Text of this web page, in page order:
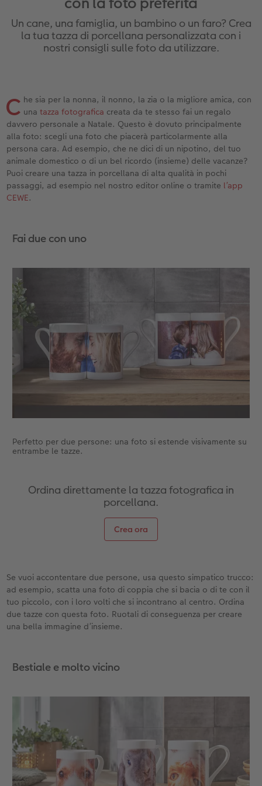
Custodia personalizzata
Tasca interna
Primi passi
Come ordinare
Esempi di clienti
Nature Prints
Poster premium
Foto istantanee
Fototessere
Accessori
Poster con mappa
Collage fotografico
Poster in alluminio
Foto su legno
Poster Gallery
Altre occasioni
Biglietti pieghevoli
Cartoline singole con spedizione diretta
Giochi
Scuola e ufficio
Stampe artistiche
Foto-box regalo
Idee regalo
Cover in silicone
Cover rigide
Cover cellulare con tracolla
Con design
Calendari da parete con design
Calendario da parete A4
Calendario da tavolo quadrato
Accessori
Cartoline fotografiche istantanee
Set di foto istantanee
Fototessere biometriche
Trova la filiale
per il compleanno
Regali per la festa della mamma
per gli sposi
per l’addio al nubilato
Matrimonio
Annuario
App
Un cane, una famiglia, un bambino o un faro? Crea
la tua tazza di porcellana personalizzata con i
nostri consigli sulle foto da utilizzare.
C he sia per la nonna, il nonno, la zia o la migliore amica, con
una tazza fotografica creata da te stesso fai un regalo
davvero personale a Natale. Questo è dovuto principalmente
alla foto: scegli una foto che piacerà particolarmente alla
persona cara. Ad esempio, che ne dici di un nipotino, del tuo
animale domestico o di un bel ricordo (insieme) delle vacanze?
Puoi creare una tazza in porcellana di alta qualità in pochi
passaggi, ad esempio nel nostro editor online o tramite l’app
CEWE.
Fai due con uno
Perfetto per due persone: una foto si estende visivamente su
entrambe le tazze.
Ordina direttamente la tazza fotografica in
porcellana.
Crea ora
Se vuoi accontentare due persone, usa questo simpatico trucco:
ad esempio, scatta una foto di coppia che si bacia o di te con il
tuo piccolo, con i loro volti che si incontrano al centro. Ordina
due tazze con questa foto. Ruotali di conseguenza per creare
una bella immagine d’insieme.
Bestiale e molto vicino